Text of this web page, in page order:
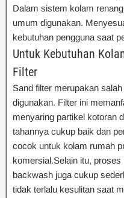
Dalam sistem kolam
umum digunakan.
kebutuhan pengguna saat
Untuk Kebutuhan
Filter
Sand filter merupakan
digunakan. Filter ini
menyaring partikel kotoran
tahannya cukup baik dan
cocok untuk kolam rumah
komersial.Selain itu,
backwash juga cukup
tidak terlalu kesulitan saat